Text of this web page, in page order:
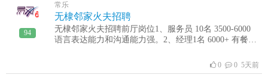
经验者优先04超市理货员年龄25-55周岁，初中及以上学
历，身体健康，工作认真，责任心强。05卖场促销员年
龄20-45周岁，06保安/保洁/维修工年龄60周岁以下，身
体健康，责任心强，有工作经验者优先。福利待遇五险
中秋福利+春节福利联系方式17863082862 0543-6566112
94
常乐
无棣邻家火夫招聘
无棣邻家火夫招聘前厅岗位1、服务员 10名 3500-6000
语言表达能力和沟通能力强。2、经理1名 6000+ 有餐厅
作，细心负责。4、剪辑拍摄 1名 3500+ 需要熟练掌握
视频拍摄和剪辑的相关技术。后厨岗位1、炒锅 3名
0 0 5天前